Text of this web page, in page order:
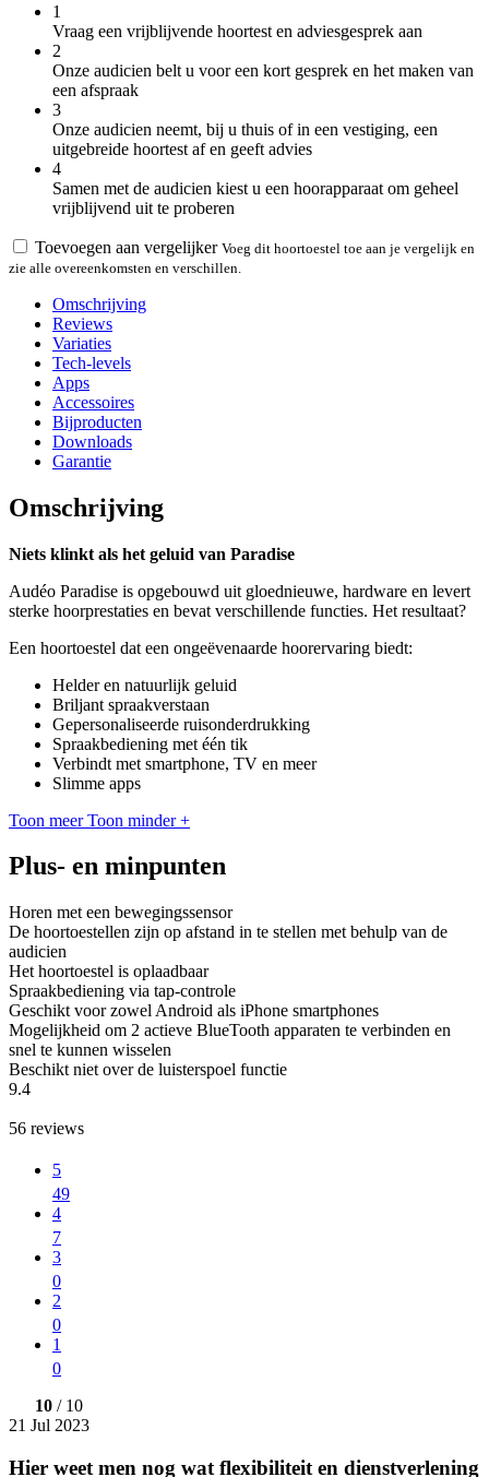
1
Vraag een vrijblijvende hoortest en adviesgesprek aan
2
Onze audicien belt u voor een kort gesprek en het maken van
een afspraak
3
Onze audicien neemt, bij u thuis of in een vestiging, een
uitgebreide hoortest af en geeft advies
4
Samen met de audicien kiest u een hoorapparaat om geheel
vrijblijvend uit te proberen
Toevoegen aan vergelijker Voeg dit hoortoestel toe aan je vergelijk en
zie alle overeenkomsten en verschillen.
Omschrijving
Reviews
Variaties
Tech-levels
Apps
Accessoires
Bijproducten
Downloads
Garantie
Omschrijving
Niets klinkt als het geluid van Paradise
Audéo Paradise is opgebouwd uit gloednieuwe, hardware en levert
sterke hoorprestaties en bevat verschillende functies. Het resultaat?
Een hoortoestel dat een ongeëvenaarde hoorervaring biedt:
Helder en natuurlijk geluid
Briljant spraakverstaan
Gepersonaliseerde ruisonderdrukking
Spraakbediening met één tik
Verbindt met smartphone, TV en meer
Slimme apps
Toon meer Toon minder +
Plus- en minpunten
Horen met een bewegingssensor
De hoortoestellen zijn op afstand in te stellen met behulp van de
audicien
Het hoortoestel is oplaadbaar
Spraakbediening via tap-controle
Geschikt voor zowel Android als iPhone smartphones
Mogelijkheid om 2 actieve BlueTooth apparaten te verbinden en
snel te kunnen wisselen
Beschikt niet over de luisterspoel functie
9.4
56 reviews
5
49
4
7
3
0
2
0
1
0
10 / 10
21 Jul 2023
Hier weet men nog wat flexibiliteit en dienstverlening